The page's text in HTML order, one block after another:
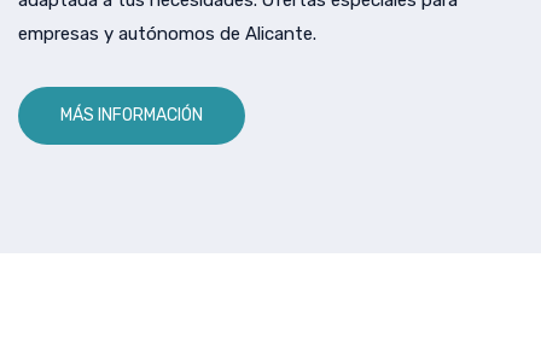
empresas y autónomos de Alicante.
MÁS INFORMACIÓN